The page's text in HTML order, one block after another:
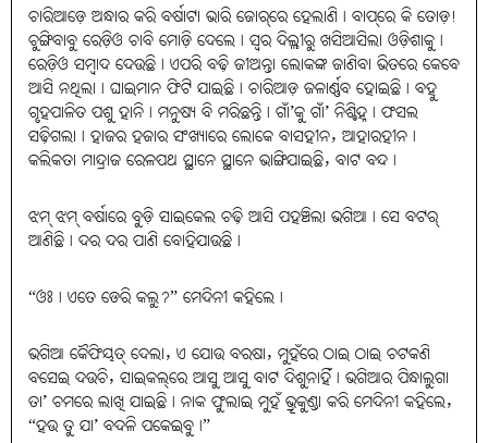
ଚାରିଆଡ଼େ ଅନ୍ଧାର କରି ବର୍ଷାଟା ଭାରି ଜୋର୍‌ରେ ହେଲାଣି। ବାପ୍‌ରେ କି ତୋଡ଼!
ଚୁଙ୍ଗିବାବୁ ରେଡ଼ିଓ ଚାବି ମୋଡ଼ି ଦେଲେ। ସ୍ୱର ଦିଲ୍ଲୀରୁ ଖସିଆସିଲା ଓଡ଼ିଶାକୁ।
ରେଡ଼ିଓ ସମ୍ବାଦ ଦେଉଛି। ଏପରି ବଢ଼ି ଜୀଅନ୍ତା ଲୋକଙ୍କ ଜାଣିବା ଭିତରେ କେବେ
ଆସି ନଥିଲା। ଘାଇମାନ ଫିଟି ଯାଇଛି। ଚାରିଆଡ଼ ଜଳାର୍ଣ୍ଣବ ହୋଇଛି। ବହୁ
ଗୃହପାଳିତ ପଶୁ ହାନି। ମନୁଷ୍ୟ ବି ମରିଛନ୍ତି। ଗାଁ’କୁ ଗାଁ’ ନିଶ୍ଚିହ୍ନ। ଫସଲ
ସଢ଼ିଗଲା। ହାଜର ହଜାର ସଂଖ୍ୟାରେ ଲୋକେ ବାସହୀନ, ଆହାରହୀନ।
କଲିକତା ମାନ୍ଦ୍ରାଜ ରେଳପଥ ସ୍ଥାନେ ସ୍ଥାନେ ଭାଙ୍ଗିଯାଇଛି, ବାଟ ବନ୍ଦ।
ଝମ୍‌ ଝମ୍‌ ବର୍ଷାରେ ବୁଡ଼ି ସାଇକେଲ ଚଢ଼ି ଆସି ପହଞ୍ଚିଲା ଭଗିଆ। ସେ ବଟର୍‌
ଆଣିଛି। ଦର ଦର ପାଣି ବୋହିଯାଉଛି।
“ଓଃ। ଏତେ ଡେରି କଲୁ?” ମେଦିନୀ କହିଲେ।
ଭଗିଆ କୈଫିୟତ୍‌ ଦେଲା, ଏ ଯୋଉ ବରଷା, ମୁହଁରେ ଠାଇ ଠାଇ ଚଟକଣି
ବସେଇ ଦଉଚି, ସାଇକଲ୍‌ରେ ଆସୁ ଆସୁ ବାଟ ଦିଶୁନାହିଁ। ଭଗିଆର ପିନ୍ଧାଲୁଗା
ତା’ ଚମରେ ଲାଖି ଯାଇଛି। ନାକ ଫୁଲାଇ ମୁହଁ ଭ୍ରୂକୁଣ୍ଡା କରି ମେଦିନୀ କହିଲେ,
“ହଉ ତୁ ଯା’ ବଦଳି ପକେଇବୁ।”